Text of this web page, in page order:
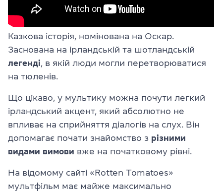
Казкова історія, номінована на Оскар.
Заснована на ірландській та шотландській
легенді , в якій люди могли перетворюватися
на тюленів.
Що цікаво, у мультику можна почути легкий
ірландський акцент, який абсолютно не
впливає на сприйняття діалогів на слух. Він
допомагає почати знайомство з різними
видами вимови вже на початковому рівні.
На відомому сайті «Rotten Tomatoes»
мультфільм має майже максимально